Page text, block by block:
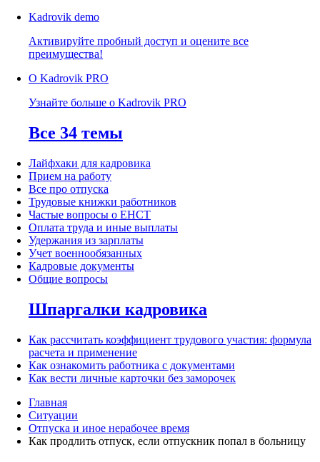
Kadrovik demo
Активируйте пробный доступ и оцените все
преимущества!
О Kadrovik PRO
Узнайте больше о Kadrovik PRO
Все 34 темы
Лайфхаки для кадровика
Прием на работу
Все про отпуска
Трудовые книжки работников
Частые вопросы о ЕНСТ
Оплата труда и иные выплаты
Удержания из зарплаты
Учет военнообязанных
Кадровые документы
Общие вопросы
Шпаргалки кадровика
Как рассчитать коэффициент трудового участия: формула
расчета и применение
Как ознакомить работника с документами
Как вести личные карточки без заморочек
Главная
Ситуации
Отпуска и иное нерабочее время
Как продлить отпуск, если отпускник попал в больницу